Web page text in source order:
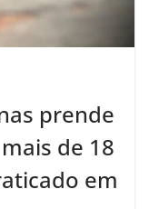
prende
de 18
em